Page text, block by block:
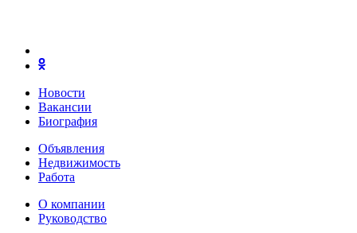
Новости
Вакансии
Биография
Объявления
Недвижимость
Работа
О компании
Руководство